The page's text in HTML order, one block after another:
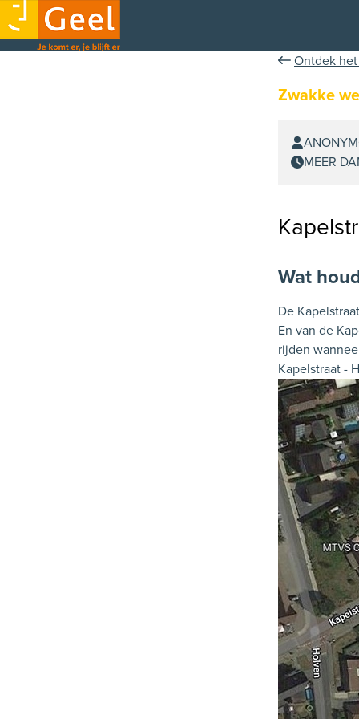
Ontdek
Zwakke
MEER
Wat
De
En van de
rijden
Kapelstraat -